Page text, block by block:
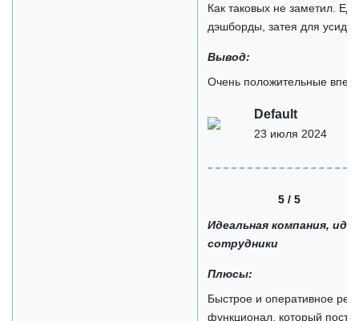
Как таковых не заметил.
дэшборды, затея для
Вывод:
Очень положительные
Default
23 июля 2024
5 / 5
Идеальная компания,
сотрудники
Плюсы:
Быстрое и оперативное
функционал, который